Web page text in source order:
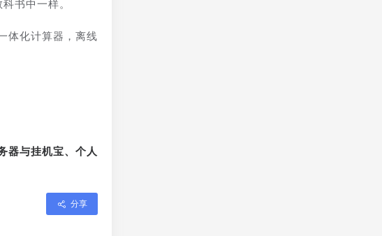
书中一样。
体化计算器，离线
器与挂机宝、个人
分享